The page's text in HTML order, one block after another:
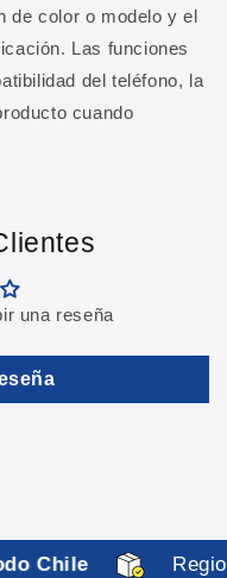
de color o modelo y el
Las funciones
del teléfono, la
cuando
una reseña
Chile
comerciales y
.